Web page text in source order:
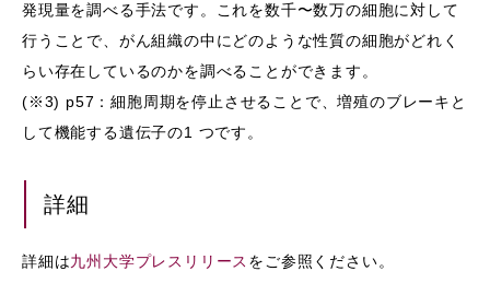
発現量を調べる⼿法です。これを数千〜数万の細胞に対して
⾏うことで、がん組織の中にどのような性質の細胞がどれく
らい存在しているのかを調べることができます。
(※3) p57：細胞周期を停⽌させることで、増殖のブレーキと
して機能する遺伝⼦の1 つです。
詳細
詳細は九州大学プレスリリース をご参照ください。